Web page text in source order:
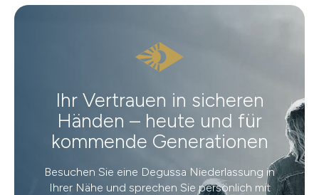
Ihr Vertrauen in sicheren
Händen – heute und für
kommende Generationen
Besuchen Sie eine Degussa Niederlassung in
Ihrer Nähe und sprechen Sie persönlich mit